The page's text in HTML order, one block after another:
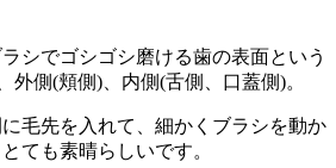
シでゴシゴシ磨ける歯の表面という
外側(頬側)、内側(舌側、口蓋側)。
毛先を入れて、細かくブラシを動か
ても素晴らしいです。